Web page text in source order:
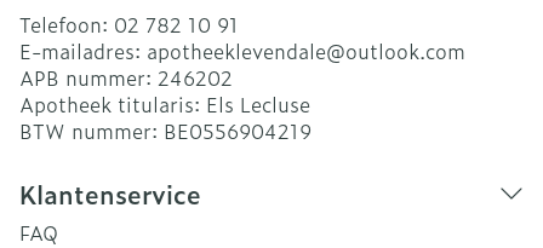
Telefoon: 02 782 10 91
E-mailadres: apotheeklevendale@outlook.com
APB nummer: 246202
Apotheek titularis: Els Lecluse
BTW nummer: BE0556904219
Klantenservice
FAQ